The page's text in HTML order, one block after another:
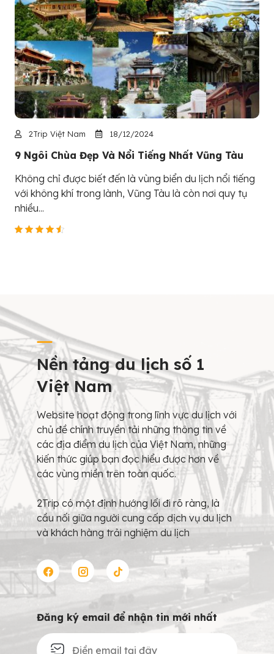
2Trip Việt Nam 18/12/2024
9 Ngôi Chùa Đẹp Và Nổi Tiếng Nhất Vũng Tàu
Không chỉ được biết đến là vùng biển du lịch nổi tiếng
với không khí trong lành, Vũng Tàu là còn nơi quy tụ
nhiều...
Nền tảng du lịch số 1
Việt Nam
Website hoạt động trong lĩnh vực du lịch với
chủ đề chính truyền tải những thông tin về
các địa điểm du lịch của Việt Nam, những
kiến thức giúp bạn đọc hiểu được hơn về
các vùng miền trên toàn quốc.
2Trip có một định hướng lối đi rõ ràng, là
cầu nối giữa người cung cấp dịch vụ du lịch
và khách hàng trải nghiệm du lịch
Đăng ký email để nhận tin mới nhất